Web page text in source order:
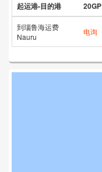
起运港-目的港 20GP
到瑙鲁海运费
Nauru
电询